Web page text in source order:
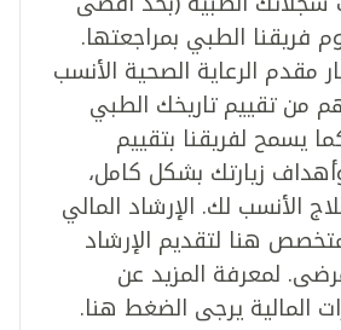
فريقنا الطبي بمراجعتها.
مقدم الرعاية الصحية الأنسب
من تقييم تاريخك الطبي
يسمح لفريقنا بتقييم
زيارتك بشكل كامل،
الأنسب لك. الإرشاد المالي
هنا لتقديم الإرشاد
لمعرفة المزيد عن
المالية يرجى الضغط هنا.